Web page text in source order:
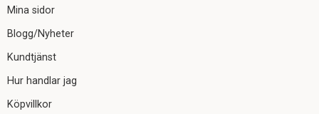
Mina sidor
Blogg/Nyheter
Kundtjänst
Hur handlar jag
Köpvillkor